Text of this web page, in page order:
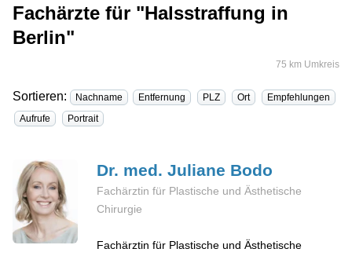
Fachärzte für "Halsstraffung in
Berlin"
75 km Umkreis
Sortieren: Nachname Entfernung PLZ Ort
Empfehlungen
Aufrufe
Portrait
Dr. med. Juliane Bodo
Fachärztin für Plastische und Ästhetische
Chirurgie
Fachärztin für Plastische und Ästhetische